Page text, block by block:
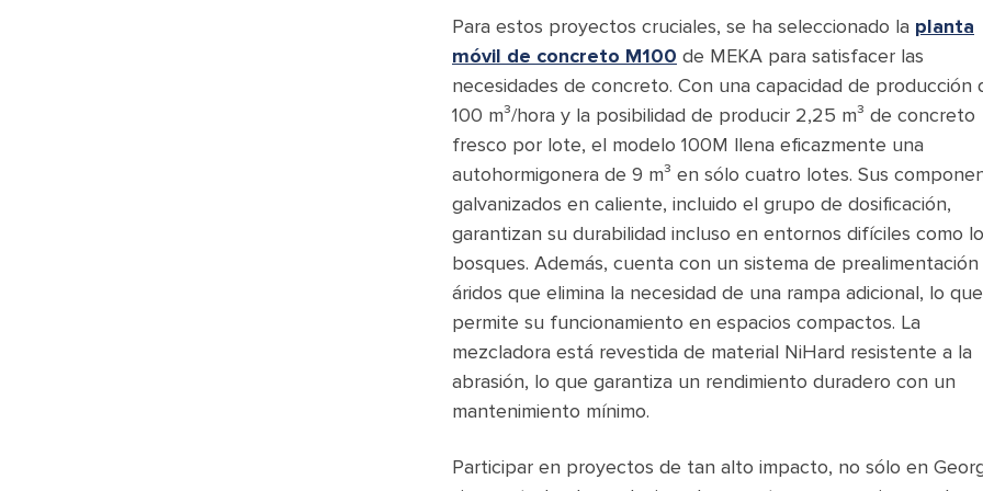
Para estos proyectos cruciales, se ha seleccionado la planta
móvil de concreto M100 de MEKA para satisfacer las
necesidades de concreto. Con una capacidad de producción
100 m³/hora y la posibilidad de producir 2,25 m³ de concreto
fresco por lote, el modelo 100M llena eficazmente una
autohormigonera de 9 m³ en sólo cuatro lotes. Sus
galvanizados en caliente, incluido el grupo de dosificación,
garantizan su durabilidad incluso en entornos difíciles como
bosques. Además, cuenta con un sistema de prealimentación
áridos que elimina la necesidad de una rampa adicional, lo que
permite su funcionamiento en espacios compactos. La
mezcladora está revestida de material NiHard resistente a la
abrasión, lo que garantiza un rendimiento duradero con un
mantenimiento mínimo.
Participar en proyectos de tan alto impacto, no sólo en